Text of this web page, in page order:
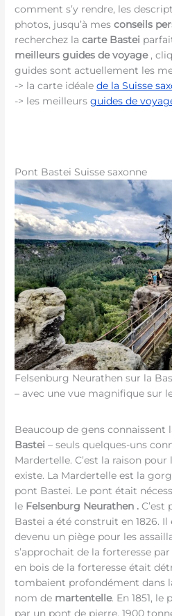
comment s’y rendre, les
photos, jusqu’à mesconseils
recherchez lacarte Bastei
meilleurs guides de voyage,
guides sont actuellement les
-> la carte idéalede la Suisse
-> les meilleursguides de
Pont Bastei Suisse saxonne
Felsenburg Neurathen sur la
– avec une vue magnifique sur
Beaucoup de gens connaissent
Bastei – seuls quelques-uns
Mardertelle. C’est la raison
existe. La Mardertelle est la
pont Bastei. Le pont était
le Felsenburg Neurathen .C’est
Bastei a été construit en 1826. Il
devenu un piège pour les
s’approchait de la forteresse
en bois de la forteresse était
tombaient profondément dans
nom de martentelle. En 1851,
par un pont de pierre. 1900